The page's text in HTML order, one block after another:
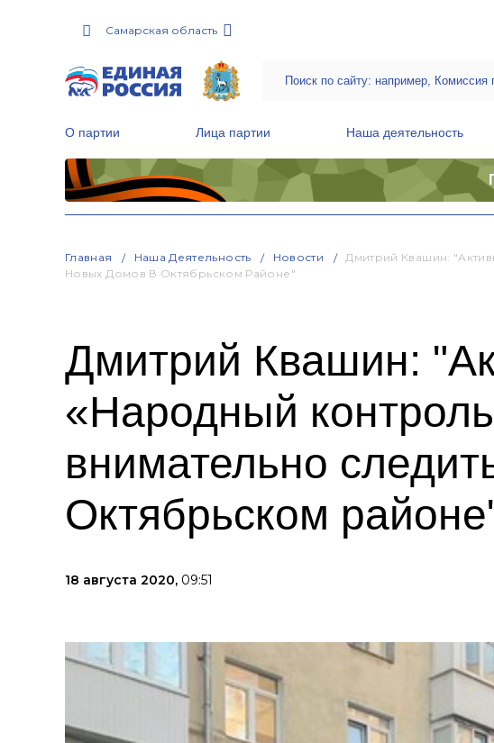
Самарская область
О партии Лица партии Наша деятельность
Главная Наша Деятельность Новости
Дмитрий Квашин:
Новых Домов В Октябрьском Районе"
Дмитрий Квашин:
«Народный
внимательно
Октябрьском
18 августа 2020, 09:51